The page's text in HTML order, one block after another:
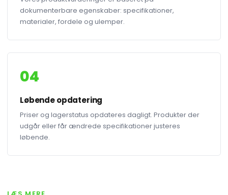
dokumenterbare egenskaber: specifikationer,
materialer, fordele og ulemper.
04
Løbende opdatering
Priser og lagerstatus opdateres dagligt. Produkter der
udgår eller får ændrede specifikationer justeres
løbende.